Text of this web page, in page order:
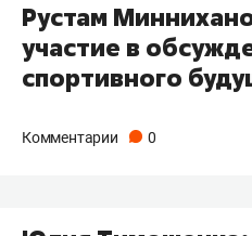
Рустам
участие в
спортивного
Комментарии 0